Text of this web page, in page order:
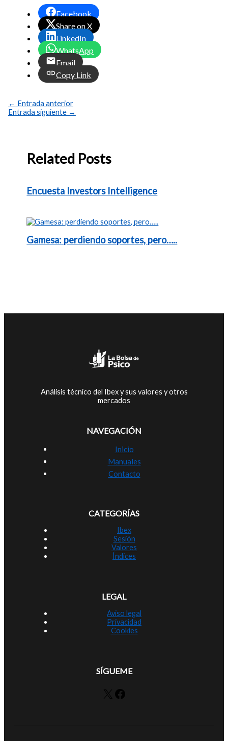
Facebook
Share on X
LinkedIn
WhatsApp
Email
Copy Link
← Entrada anterior
Entrada siguiente →
Related Posts
Encuesta Investors Intelligence
Gamesa: perdiendo soportes, pero…..
Análisis técnico del Ibex y sus valores y otros
mercados
NAVEGACIÓN
Inicio
Manuales
Contacto
CATEGORÍAS
Ibex
Sesión
Valores
Índices
LEGAL
Aviso legal
Privacidad
Cookies
SÍGUEME
X Facebook